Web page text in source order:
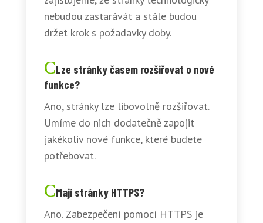
nebudou zastarávát a stále budou
držet krok s požadavky doby.
Lze stránky časem rozšiřovat o nové
funkce?
Ano, stránky lze libovolně rozšiřovat.
Umíme do nich dodatečně zapojit
jakékoliv nové funkce, které budete
potřebovat.
Mají stránky HTTPS?
Ano. Zabezpečení pomocí HTTPS je